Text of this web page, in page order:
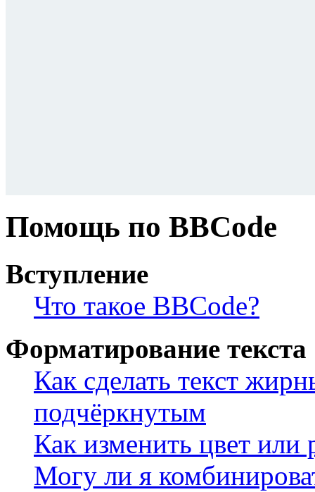
Помощь по BBCode
Вступление
Что такое BBCode?
Форматирование текста
Как сделать текст
подчёркнутым
Как изменить цвет или
Могу ли я